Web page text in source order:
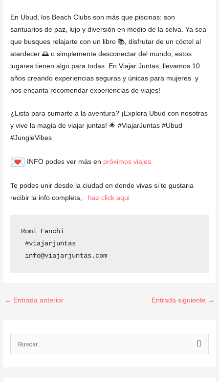
En Ubud, los Beach Clubs son más que piscinas: son
santuarios de paz, lujo y diversión en medio de la selva. Ya sea
que busques relajarte con un libro 📚, disfrutar de un cóctel al
atardecer 🌅 o simplemente desconectar del mundo, estos
lugares tienen algo para todas. En Viajar Juntas, llevamos 10
años creando experiencias seguras y únicas para mujeres y
nos encanta recomendar experiencias de viajes!
¿Lista para sumarte a la aventura? ¡Explora Ubud con nosotras
y vive la magia de viajar juntas! 🌟 #ViajarJuntas #Ubud
#JungleVibes
INFO podes ver más en próximos viajes.
Te podes unir desde la ciudad en donde vivas si te gustaria
recibir la info completa,
haz click aqui
Romi Fanchi
info@viajarjuntas.com
← Entrada anterior Entrada siguiente →